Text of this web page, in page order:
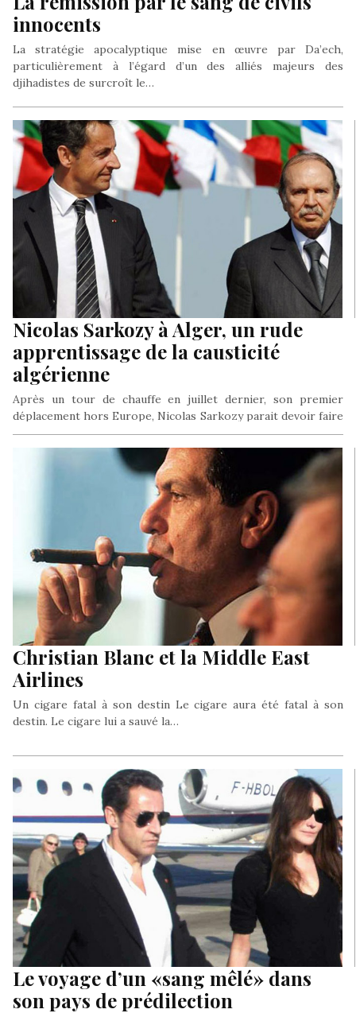
innocents
La stratégie apocalyptique mise en œuvre par Da’ech,
particulièrement à l’égard d’un des alliés majeurs des
djihadistes de surcroît le…
Nicolas Sarkozy à Alger, un rude
apprentissage de la causticité
algérienne
Après un tour de chauffe en juillet dernier, son premier
déplacement hors Europe, Nicolas Sarkozy parait devoir faire
le rude…
Christian Blanc et la Middle East
Airlines
Un cigare fatal à son destin Le cigare aura été fatal à son
destin. Le cigare lui a sauvé la…
Le voyage d’un «sang mêlé» dans
son pays de prédilection